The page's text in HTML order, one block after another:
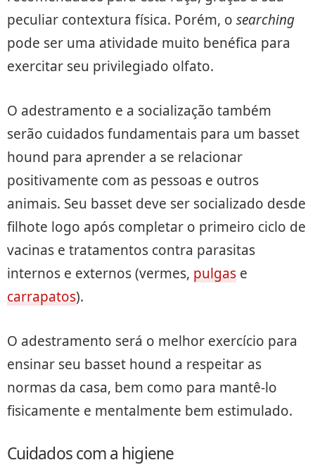
peculiar contextura física. Porém, o searching
pode ser uma atividade muito benéfica para
exercitar seu privilegiado olfato.
O adestramento e a socialização também
serão cuidados fundamentais para um basset
hound para aprender a se relacionar
positivamente com as pessoas e outros
animais. Seu basset deve ser socializado desde
filhote logo após completar o primeiro ciclo de
vacinas e tratamentos contra parasitas
internos e externos (vermes, pulgas e
carrapatos).
O adestramento será o melhor exercício para
ensinar seu basset hound a respeitar as
normas da casa, bem como para mantê-lo
fisicamente e mentalmente bem estimulado.
Cuidados com a higiene